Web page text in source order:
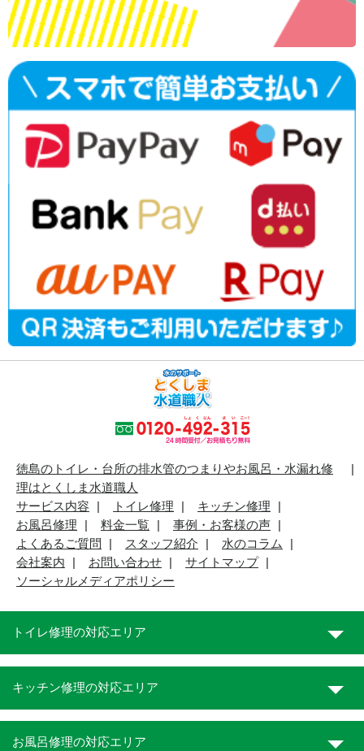
徳島のトイレ・台所の排水管のつまりやお風呂・水漏れ修
理はとくしま水道職人
サービス内容
トイレ修理
キッチン修理
お風呂修理
料金一覧
事例・お客様の声
よくあるご質問
スタッフ紹介
水のコラム
会社案内
お問い合わせ
サイトマップ
ソーシャルメディアポリシー
トイレ修理の対応エリア
キッチン修理の対応エリア
お風呂修理の対応エリア